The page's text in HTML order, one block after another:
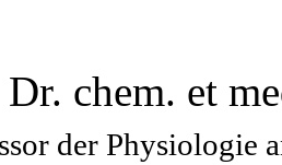
Dr. chem. et
der Physiologie